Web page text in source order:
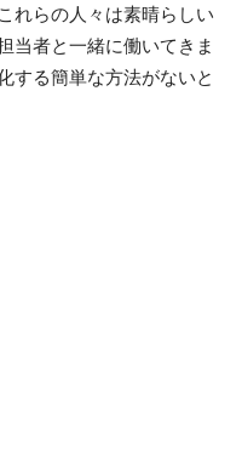
れらの人々は素晴らしい
当者と一緒に働いてきま
する簡単な方法がないと